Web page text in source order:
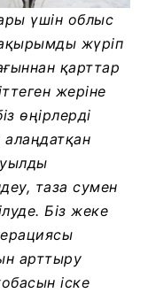
үшін облыс
жүріп
қарттар
жеріне
өңірлерді
таза сумен
Біз жеке
арттыру
іске